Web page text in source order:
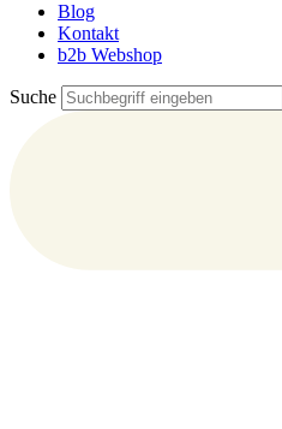
Blog
Kontakt
b2b Webshop
Suche